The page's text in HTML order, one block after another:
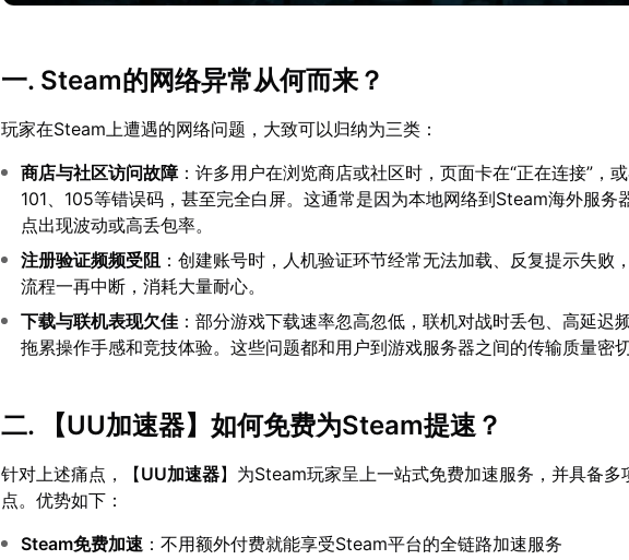
一. Steam的网络异常从何而来？
玩家在Steam上遭遇的网络问题，大致可以归纳为三类：
商店与社区访问故障：许多用户在浏览商店或社区时，页面卡在“正在连接”，
101、105等错误码，甚至完全白屏。这通常是因为本地网络到Steam海外服务
点出现波动或高丢包率。
注册验证频频受阻 ：创建账号时，人机验证环节经常无法加载、反复提示失败
流程一再中断，消耗大量耐心。
下载与联机表现欠佳 ：部分游戏下载速率忽高忽低，联机对战时丢包、高延迟
拖累操作手感和竞技体验。这些问题都和用户到游戏服务器之间的传输质量密切
二. 【UU加速器】如何免费为Steam提速？
针对上述痛点，【UU加速器】为Steam玩家呈上一站式免费加速服务，并具备多
点。优势如下：
Steam免费加速 ：不用额外付费就能享受Steam平台的全链路加速服务